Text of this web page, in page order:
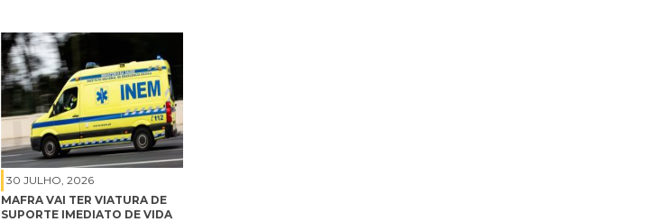
30 JULHO, 2026
MAFRA VAI TER VIATURA DE
SUPORTE IMEDIATO DE VIDA